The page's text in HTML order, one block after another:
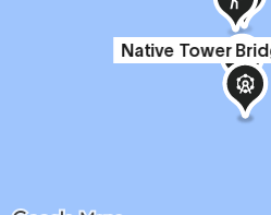
Native Tower